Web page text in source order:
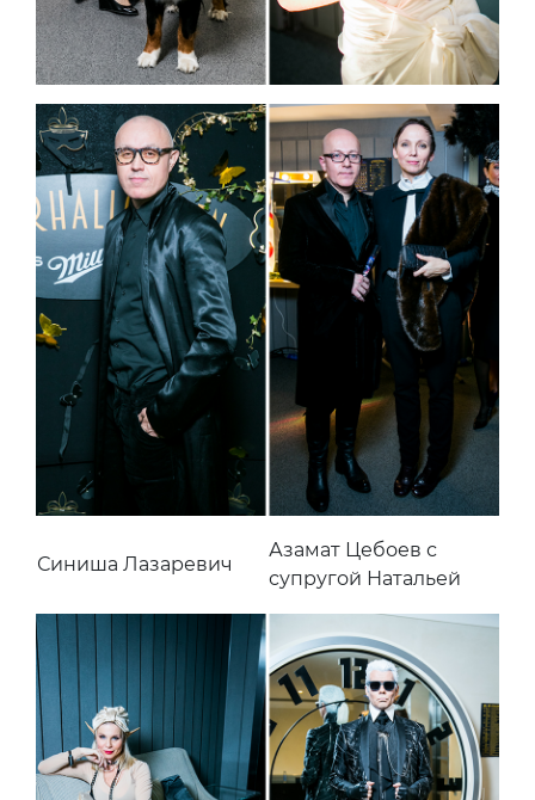
Синиша Лазаревич
Азамат Цебоев с
супругой Натальей